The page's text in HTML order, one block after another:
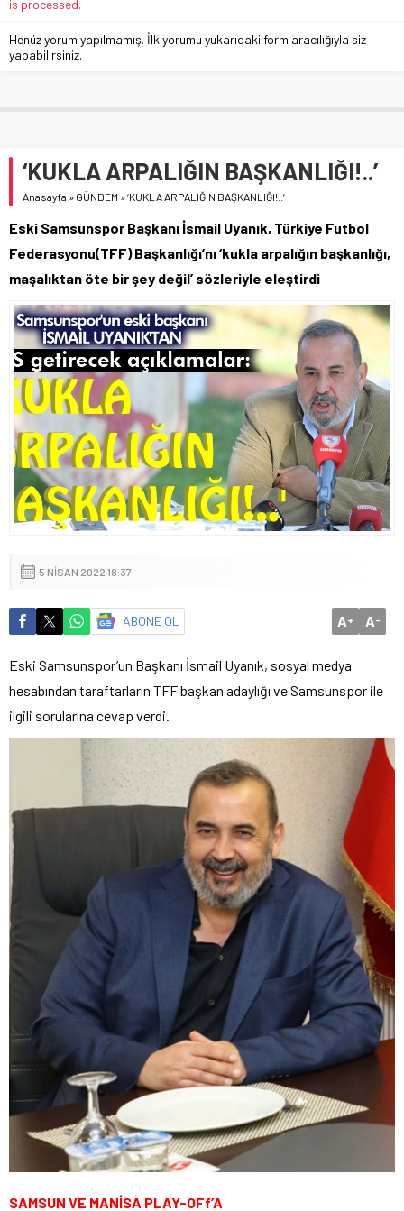
is processed.
Henüz yorum yapılmamış. İlk yorumu yukarıdaki form aracılığıyla siz
yapabilirsiniz.
‘KUKLA ARPALIĞIN BAŞKANLIĞI!..’
Anasayfa » GÜNDEM »‘KUKLA ARPALIĞIN BAŞKANLIĞI!..’
Eski Samsunspor Başkanı İsmail Uyanık, Türkiye Futbol
Federasyonu(TFF) Başkanlığı’nı ‘kukla arpalığın başkanlığı,
maşalıktan öte bir şey değil’ sözleriyle eleştirdi
5 NISAN 2022 18:37
ABONE OL A+ A-
Eski Samsunspor’un Başkanı İsmail Uyanık, sosyal medya
hesabından taraftarların TFF başkan adaylığı ve Samsunspor ile
ilgili sorularına cevap verdi.
SAMSUN VE MANİSA PLAY-OFf’A